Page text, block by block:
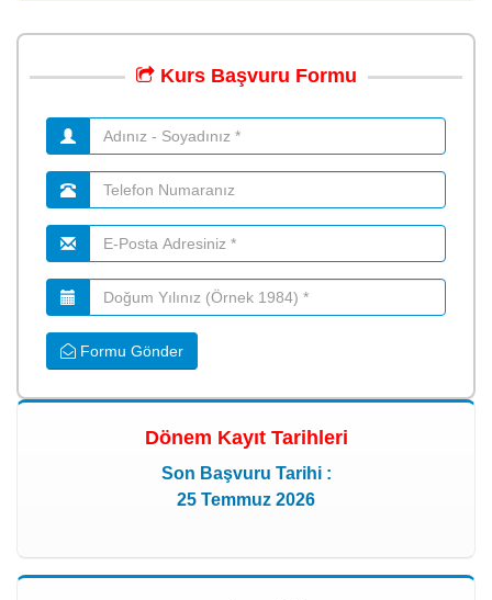
Kurs Başvuru Formu
Formu Gönder
Dönem Kayıt Tarihleri
Son Başvuru Tarihi :
25 Temmuz 2026